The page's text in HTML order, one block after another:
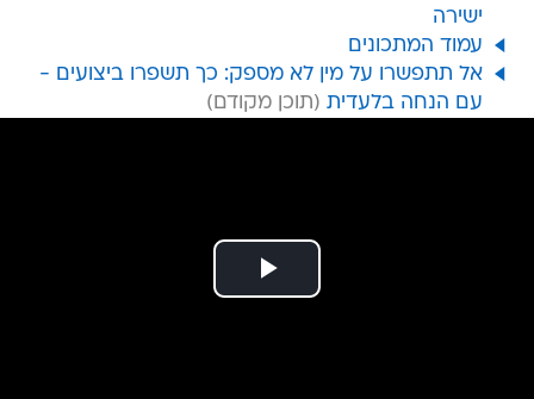
ישירה
עמוד המתכונים
אל תתפשרו על מין לא מספק: כך תשפרו ביצועים -
עם הנחה בלעדית